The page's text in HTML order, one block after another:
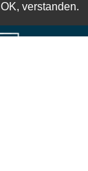
OK, verstanden.